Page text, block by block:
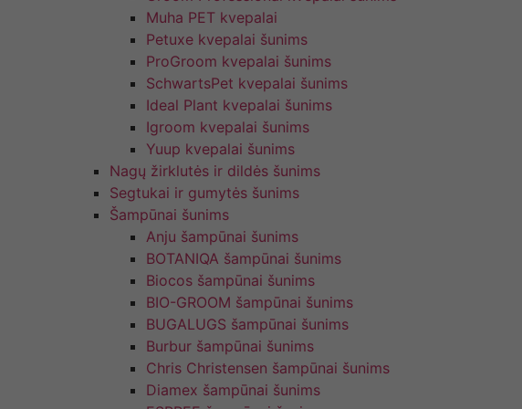
Muha PET kvepalai
Petuxe kvepalai šunims
ProGroom kvepalai šunims
SchwartsPet kvepalai šunims
Ideal Plant kvepalai šunims
Igroom kvepalai šunims
Yuup kvepalai šunims
Nagų žirklutės ir dildės šunims
Segtukai ir gumytės šunims
Šampūnai šunims
Anju šampūnai šunims
BOTANIQA šampūnai šunims
Biocos šampūnai šunims
BIO-GROOM šampūnai šunims
BUGALUGS šampūnai šunims
Burbur šampūnai šunims
Chris Christensen šampūnai šunims
Diamex šampūnai šunims